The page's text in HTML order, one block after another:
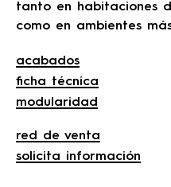
tanto en habitaciones
como en ambientes
acabados
ficha técnica
modularidad
red de venta
solicita información